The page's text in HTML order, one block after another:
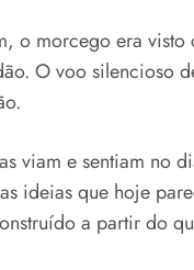
o morcego era
O voo silencioso
viam e sentiam no
ideias que hoje
a partir do